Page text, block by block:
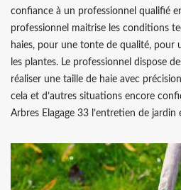
confiance à un professionnel qualifié
professionnel maitrise les conditions
haies, pour une tonte de qualité, pour
les plantes. Le professionnel dispose
réaliser une taille de haie avec
cela et d’autres situations encore
Arbres Elagage 33 l’entretien de